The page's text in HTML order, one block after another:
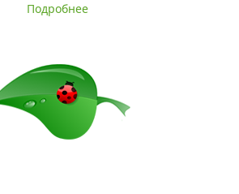
Подробнее